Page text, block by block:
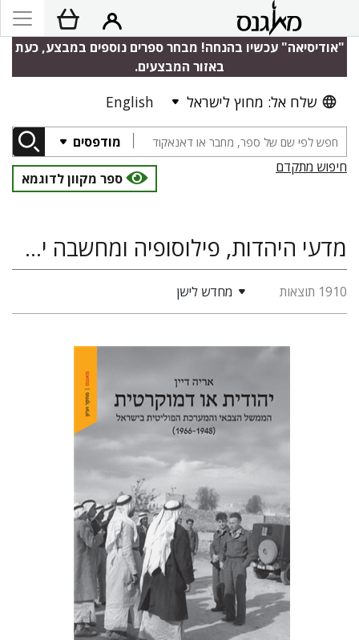
"אודיסיאה" עכשיו בהנחה! מבחר ספרים נוספים במבצע, כעת
באזור המבצעים.
שלח אל: מחוץ לישראל English
מודפסים
חיפוש מתקדם
ספר מקוון לדוגמא
מדעי היהדות, פילוסופיה ומחשבה יהודית, מיסטיקה יהודית, היסטוריה
1910 תוצאות מחדש לישן
אריה דיין
הנחת אתר ספר מודפס
$35
$32